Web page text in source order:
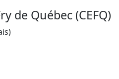
de Québec (CEFQ)